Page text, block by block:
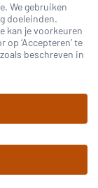
We gebruiken
doeleinden.
kan je voorkeuren
op ‘Accepteren’ te
beschreven in